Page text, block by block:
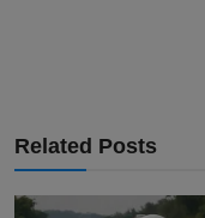
Related Posts